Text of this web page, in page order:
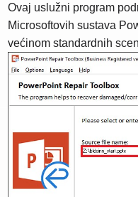
Ovaj uslužni program
Microsoftovih sustava
većinom standardnih